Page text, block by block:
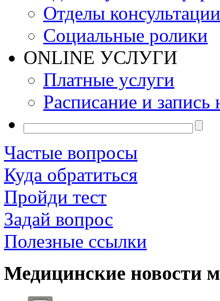
Отделы консультации
Социальные ролики
ONLINE УСЛУГИ
Платные услуги
Расписание и запись
Частые вопросы
Куда обратиться
Пройди тест
Задай вопрос
Полезные ссылки
Медицинские новости